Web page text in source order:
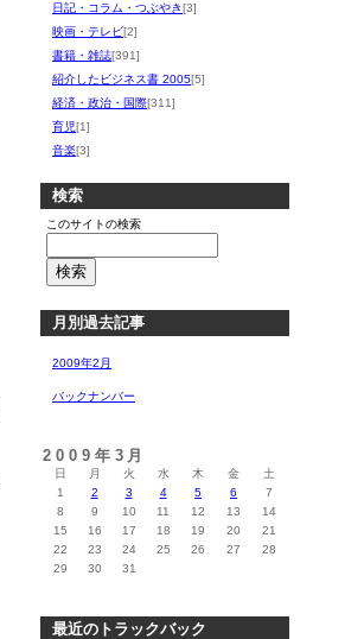
日記・コラム・つぶやき[3]
映画・テレビ[2]
書籍・雑誌[391]
紹介したビジネス書 2005[5]
経済・政治・国際[311]
育児[1]
音楽[3]
検索
このサイトの検索
月別過去記事
2009年2月
バックナンバー
2009年3月
日 月 火 水 木 金
土
1
2 3 4 5 6
7
8
9 10 11 12 13
14
15
16 17 18 19 20
21
22
23 24 25 26 27
28
29
30 31
最近のトラックバック